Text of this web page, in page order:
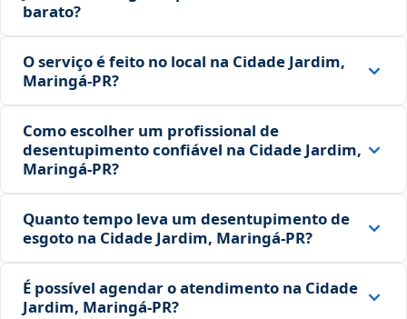
barato?
O serviço é feito no local na Cidade Jardim,
Maringá‑PR?
Como escolher um profissional de
desentupimento confiável na Cidade Jardim,
Maringá‑PR?
Quanto tempo leva um desentupimento de
esgoto na Cidade Jardim, Maringá‑PR?
É possível agendar o atendimento na Cidade
Jardim, Maringá‑PR?